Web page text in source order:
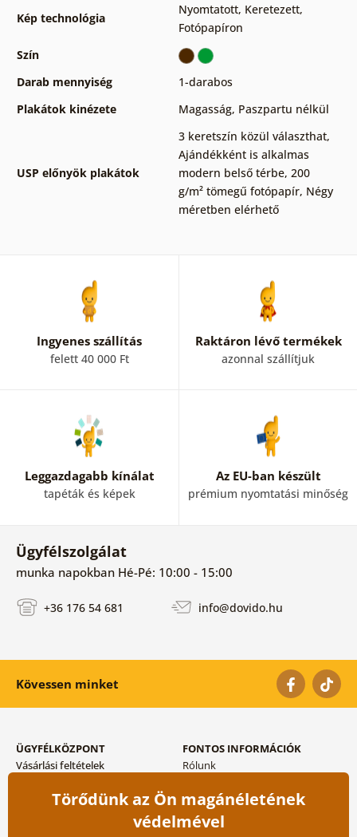
Kép technológia
Nyomtatott, Keretezett,
Fotópapíron
Szín
Darab mennyiség
1-darabos
Plakátok kinézete
Magasság, Paszpartu nélkül
USP előnyök plakátok
3 keretszín közül választhat,
Ajándékként is alkalmas
modern belső térbe, 200
g/m² tömegű fotópapír, Négy
méretben elérhető
Ingyenes szállítás
felett 40 000 Ft
Raktáron lévő termékek
azonnal szállítjuk
Leggazdagabb kínálat
tapéták és képek
Az EU-ban készült
prémium nyomtatási minőség
Ügyfélszolgálat
munka napokban Hé-Pé: 10:00 - 15:00
+36 176 54 681 info@dovido.hu
Kövessen minket
ÜGYFÉLKÖZPONT
Vásárlási feltételek
Szállítási és fizetési módok
FONTOS INFORMÁCIÓK
Rólunk
Blog
Kapcsolat
Nagykereskedelmi
Törődünk az Ön magánéletének
védelmével